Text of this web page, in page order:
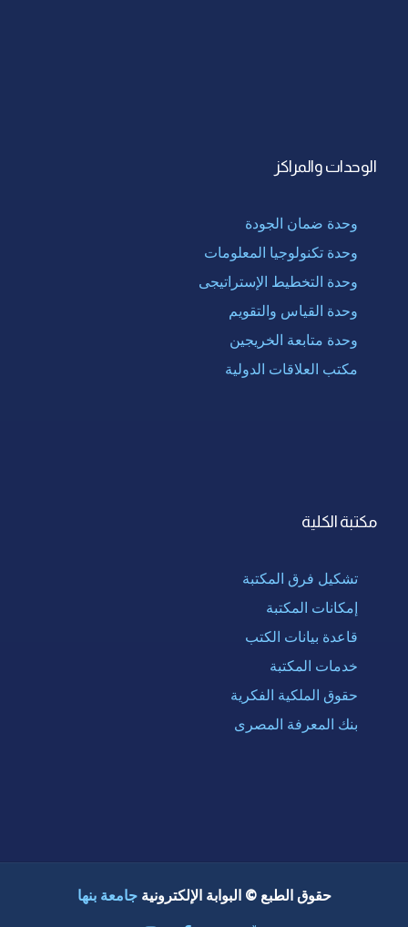
الوحدات والمراكز
وحدة ضمان الجودة
وحدة تكنولوجيا المعلومات
وحدة التخطيط الإستراتيجى
وحدة القياس والتقويم
وحدة متابعة الخريجين
مكتب العلاقات الدولية
مكتبة الكلية
تشكيل فرق المكتبة
إمكانات المكتبة
قاعدة بيانات الكتب
خدمات المكتبة
حقوق الملكية الفكرية
بنك المعرفة المصرى
حقوق الطبع © البوابة الإلكترونية جامعة بنها